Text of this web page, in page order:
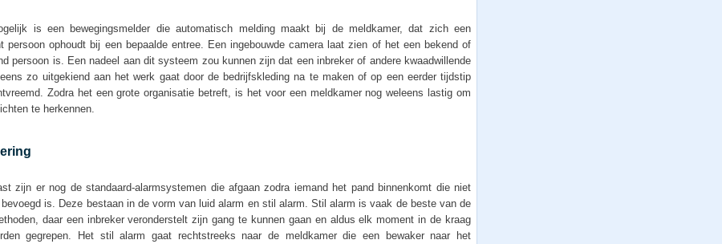
is een bewegingsmelder die automatisch melding maakt bij de meldkamer, dat zich een
persoon ophoudt bij een bepaalde entree. Een ingebouwde camera laat zien of het een bekend of
persoon is. Een nadeel aan dit systeem zou kunnen zijn dat een inbreker of andere kwaadwillende
zo uitgekiend aan het werk gaat door de bedrijfskleding na te maken of op een eerder tijdstip
Zodra het een grote organisatie betreft, is het voor een meldkamer nog weleens lastig om
te herkennen.
zijn er nog de standaard-alarmsystemen die afgaan zodra iemand het pand binnenkomt die niet
bevoegd is. Deze bestaan in de vorm van luid alarm en stil alarm. Stil alarm is vaak de beste van de
daar een inbreker veronderstelt zijn gang te kunnen gaan en aldus elk moment in de kraag
gegrepen. Het stil alarm gaat rechtstreeks naar de meldkamer die een bewaker naar het